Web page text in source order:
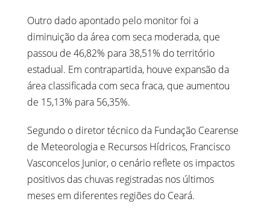
Outro dado apontado pelo monitor foi a
diminuição da área com seca moderada, que
passou de 46,82% para 38,51% do território
estadual. Em contrapartida, houve expansão da
área classificada com seca fraca, que aumentou
de 15,13% para 56,35%.
Segundo o diretor técnico da Fundação Cearense
de Meteorologia e Recursos Hídricos, Francisco
Vasconcelos Junior, o cenário reflete os impactos
positivos das chuvas registradas nos últimos
meses em diferentes regiões do Ceará.